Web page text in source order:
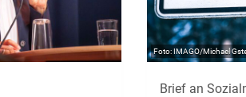
IMAGO/Michael
Brief an